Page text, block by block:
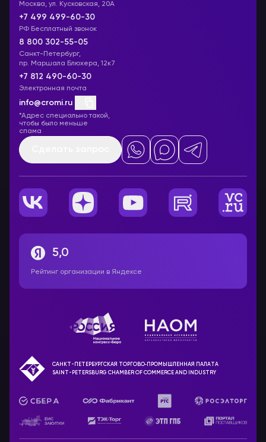
Москва, ул. Кусковская, 20А
+7 499 499-60-30
РФ Бесплатный звонок
8 800 302-55-05
Санкт-Петербург,
пр. Маршала Блюхера, 12к7
+7 812 490-60-30
Электронная почта
info@cromi.ru
*Адрес специально такой,
чтобы было меньше
спама
5,0
Рейтинг организации в Яндексе
САНКТ-ПЕТЕРБУРГСКАЯ ТОРГОВО‑ПРОМЫШЛЕННАЯ ПАЛАТА
SAINT-PETERSBURG CHAMBER OF COMMERCE AND INDUSTRY